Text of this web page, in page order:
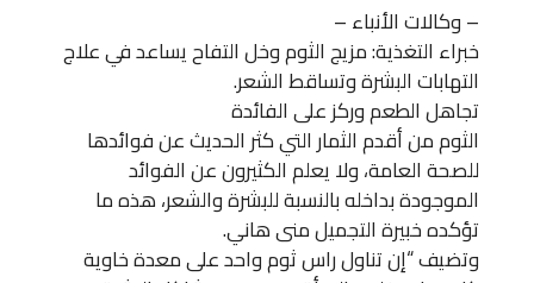
– وكالات الأنباء –
خبراء التغذية: مزيج الثوم وخل التفاح يساعد في علاج
التهابات البشرة وتساقط الشعر.
تجاهل الطعم وركز على الفائدة
الثوم من أقدم الثمار التي كثر الحديث عن فوائدها
للصحة العامة، ولا يعلم الكثيرون عن الفوائد
الموجودة بداخله بالنسبة للبشرة والشعر، هذه ما
تؤكده خبيرة التجميل منى هاني.
وتضيف “إن تناول راس ثوم واحد على معدة خاوية